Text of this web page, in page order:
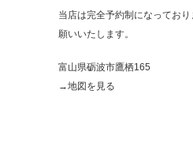
当店は完全予約制になってお
願いいたします。
富山県砺波市鷹栖165
→地図を見る